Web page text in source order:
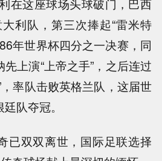
在这座球场头球破门，巴西
利队，第三次捧起“雷米特
年世界杯四分之一决赛，同
上演“上帝之手”，之后连过
率队击败英格兰队，这届世
队夺冠。
已双双离世，国际足联选择